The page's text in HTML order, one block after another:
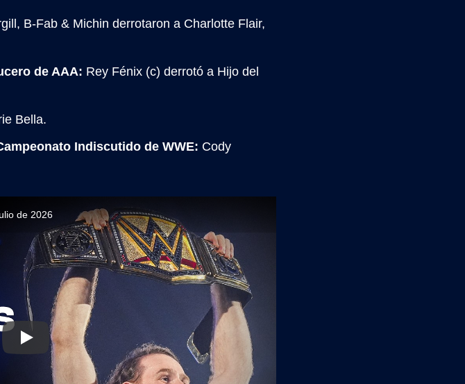
B-Fab & Michin derrotaron a Charlotte Flair,
de AAA: Rey Fénix (c) derrotó a Hijo del
Bella.
Indiscutido de WWE: Cody
de 2026